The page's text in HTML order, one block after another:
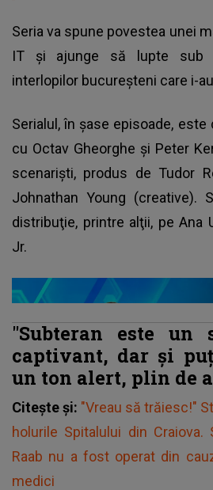
Seria va spune povestea unei
IT şi ajunge să lupte sub
interlopilor bucureşteni care i-
Serialul, în şase episoade, este
cu Octav Gheorghe şi Peter
scenarişti, produs de Tudor
Johnathan Young (creative).
distribuţie, printre alţii, pe Ana
Jr.
"Subteran este un
captivant, dar şi
un ton alert, plin de
Citește și: "Vreau să trăiesc!"
holurile Spitalului din Craiova.
Raab nu a fost operat din
medici